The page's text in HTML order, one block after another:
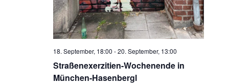
Straßenexerzitien-Wochenende in
München-Hasenbergl
18. September, 18:00 -20. September, 13:00